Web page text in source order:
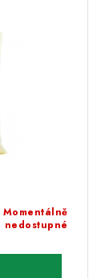
Momentálně
nedostupné